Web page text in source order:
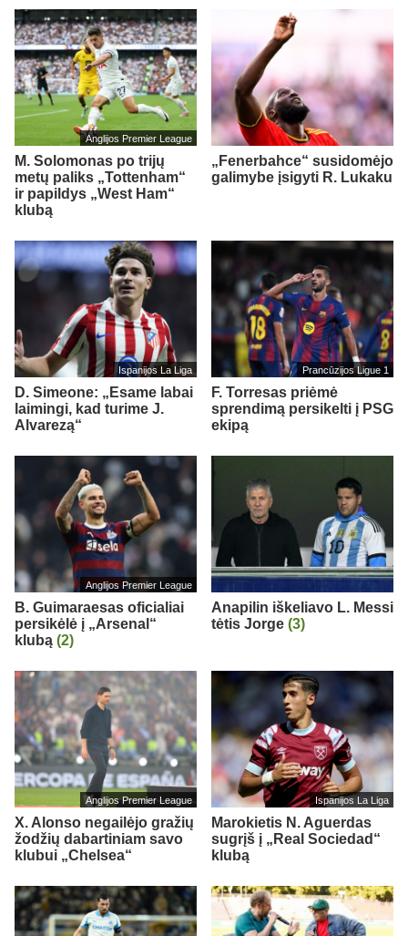
Anglijos Premier League
M. Solomonas po trijų
metų paliks „Tottenham“
ir papildys „West Ham“
klubą
„Fenerbahce“ susidomėjo
galimybe įsigyti R. Lukaku
Ispanijos La Liga
D. Simeone: „Esame labai
laimingi, kad turime J.
Alvarezą“
Prancūzijos Ligue 1
F. Torresas priėmė
sprendimą persikelti į PSG
ekipą
Anglijos Premier League
B. Guimaraesas oficialiai
persikėlė į „Arsenal“
klubą (2)
Anapilin iškeliavo L. Messi
tėtis Jorge (3)
Anglijos Premier League
X. Alonso negailėjo gražių
žodžių dabartiniam savo
klubui „Chelsea“
Ispanijos La Liga
Marokietis N. Aguerdas
sugrįš į „Real Sociedad“
klubą